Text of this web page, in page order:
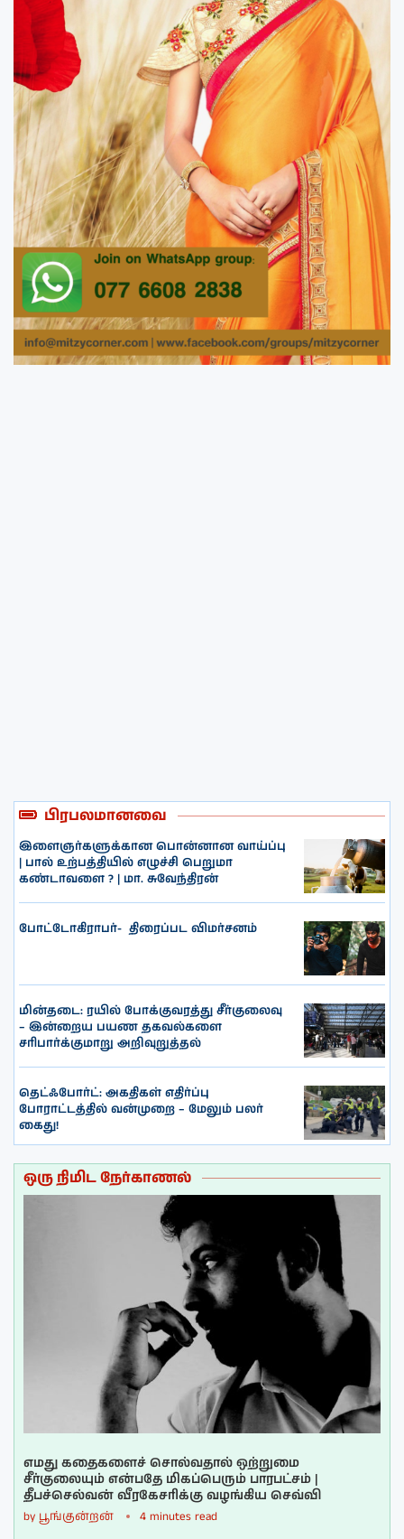
பிரபலமானவை
இளைஞர்களுக்கான பொன்னான வாய்ப்பு
| பால் உற்பத்தியில் எழுச்சி பெறுமா
கண்டாவளை ? | மா. சுவேந்திரன்
போட்டோகிராபர்- ‌ திரைப்பட விமர்சனம்
மின்தடை: ரயில் போக்குவரத்து சீர்குலைவு
– இன்றைய பயண தகவல்களை
சரிபார்க்குமாறு அறிவுறுத்தல்
தெட்ஃபோர்ட்: அகதிகள் எதிர்ப்பு
போராட்டத்தில் வன்முறை – மேலும் பலர்
கைது!
ஒரு நிமிட நேர்காணல்
எமது கதைகளைச் சொல்வதால் ஒற்றுமை
சீர்குலையும் என்பதே மிகப்பெரும் பாரபட்சம் |
தீபச்செல்வன் வீரகேசரிக்கு வழங்கிய செவ்வி
by பூங்குன்றன் 4 minutes read